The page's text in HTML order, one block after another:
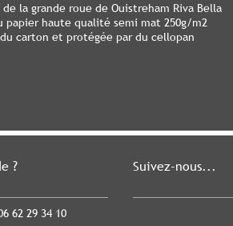
?
62 29 34 10
Suivez-nous...
de la grande roue de Ouistreham Riva Bella
papier haute qualité semi mat 250g/m2
carton et protégée par du cellopan